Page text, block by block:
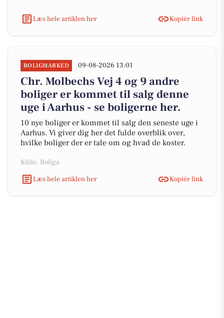
Læs hele artiklen her Kopiér link
BOLIGMARKED 09-08-2026 13:01
Chr. Molbechs Vej 4 og 9 andre
boliger er kommet til salg denne
uge i Aarhus - se boligerne her.
10 nye boliger er kommet til salg den seneste uge i
Aarhus. Vi giver dig her det fulde overblik over,
hvilke boliger der er tale om og hvad de koster.
Kilde: Boliga
Læs hele artiklen her
Kopiér link